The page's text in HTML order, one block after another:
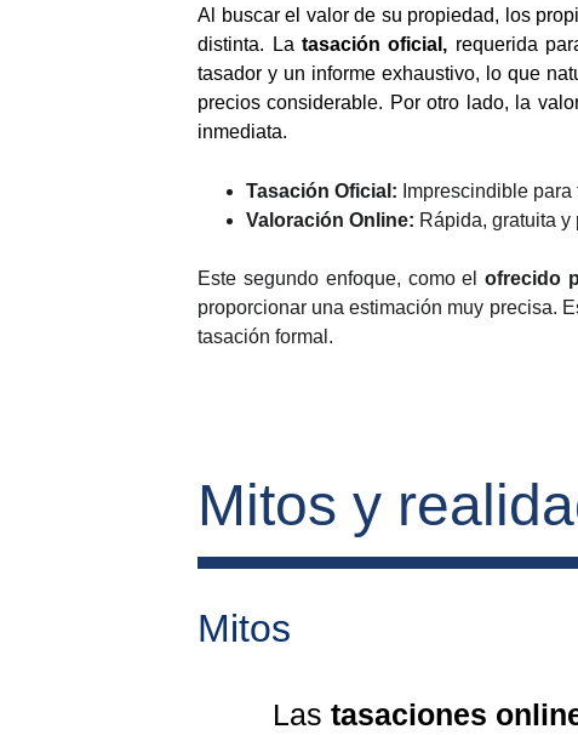
Al buscar el valor de su propiedad, los
distinta. La tasación oficial, requerida
tasador y un informe exhaustivo, lo que
precios considerable. Por otro lado, la
inmediata.
Tasación Oficial: Imprescindible
Valoración Online: Rápida, gratuita
Este segundo enfoque, como elofrecido
proporcionar una estimación muy precisa.
tasación formal.
Mitos y
Mitos
Las tasaciones